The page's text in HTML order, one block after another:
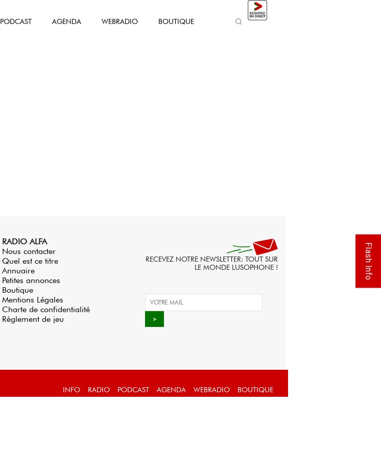
PODCAST AGENDA WEBRADIO BOUTIQUE
RADIO ALFA
Nous contacter
Quel est ce titre
Annuaire
Petites annonces
Boutique
Mentions Légales
Charte de confidentialité
Règlement de jeu
RECEVEZ NOTRE NEWSLETTER: TOUT SUR
LE MONDE LUSOPHONE !
INFO RADIO PODCAST AGENDA WEBRADIO BOUTIQUE
Flash Info